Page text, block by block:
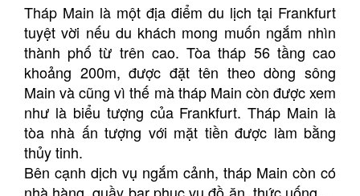
Tháp Main là một địa điểm du lịch tại Frankfurt
tuyệt vời nếu du khách mong muốn ngắm nhìn
thành phố từ trên cao. Tòa tháp 56 tầng cao
khoảng 200m, được đặt tên theo dòng sông
Main và cũng vì thế mà tháp Main còn được xem
như là biểu tượng của Frankfurt. Tháp Main là
tòa nhà ấn tượng với mặt tiền được làm bằng
thủy tinh.
Bên cạnh dịch vụ ngắm cảnh, tháp Main còn có